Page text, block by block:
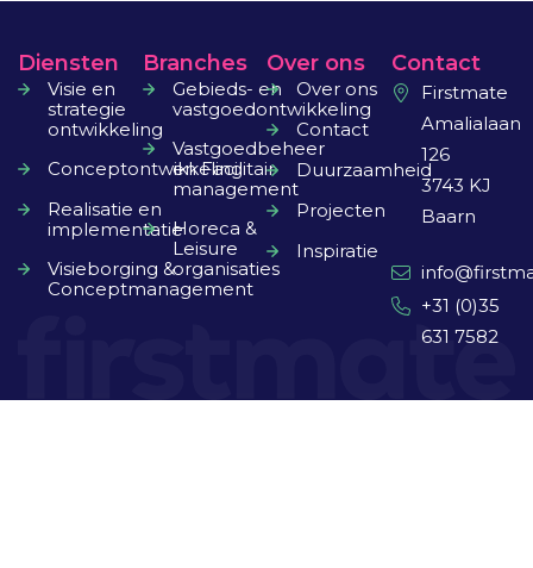
Diensten
Visie en
strategie
ontwikkeling
Conceptontwikkeling
Realisatie en
implementatie
Visieborging &
Conceptmanagement
Branches
Gebieds- en
vastgoedontwikkeling
Vastgoedbeheer
en Facilitair
management
Horeca &
Leisure
organisaties
Over ons
Over ons
Contact
Duurzaamheid
Projecten
Inspiratie
Contact
Firstmate
Amalialaan
126
3743 KJ
Baarn
+31 (0)35
631 7582